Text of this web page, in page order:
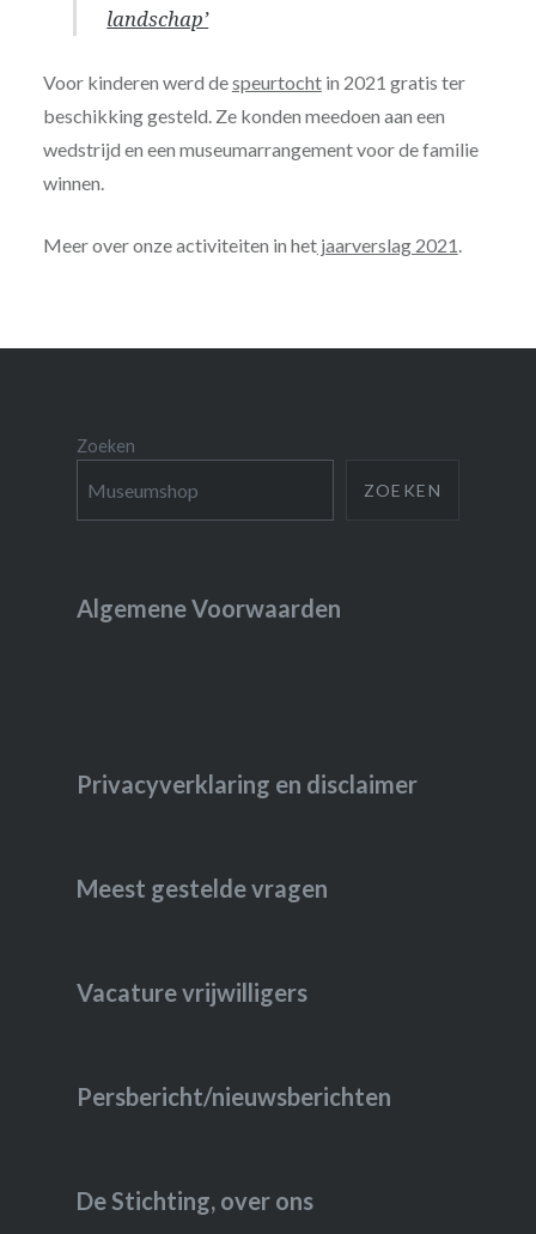
landschap’
Voor kinderen werd despeurtochtin 2021 gratis ter
beschikking gesteld. Ze konden meedoen aan een
wedstrijd en een museumarrangement voor de familie
winnen.
Meer over onze activiteiten in hetjaarverslag 2021.
Zoeken
ZOEKEN
Algemene Voorwaarden
Privacyverklaring en disclaimer
Meest gestelde vragen
Vacature vrijwilligers
Persbericht/nieuwsberichten
De Stichting, over ons